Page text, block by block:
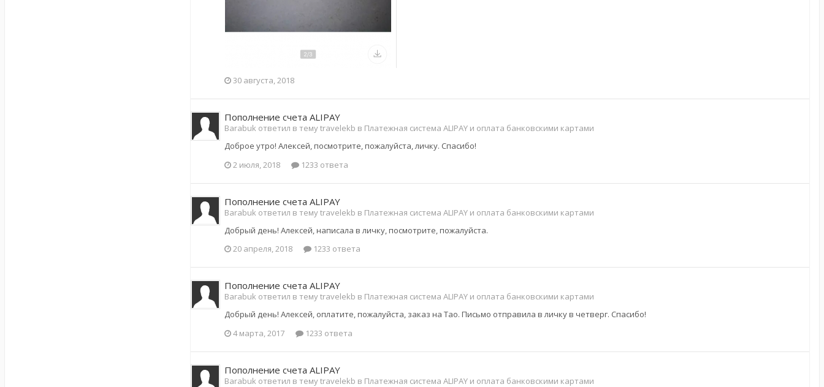
30 августа, 2018
Пополнение счета ALIPAY
Barabuk ответил в тему travelekb в Платежная система ALIPAY и оплата банковскими картами
Доброе утро! Алексей, посмотрите, пожалуйста, личку. Спасибо!
2 июля, 2018
1233 ответа
Пополнение счета ALIPAY
Barabuk ответил в тему travelekb в Платежная система ALIPAY и оплата банковскими картами
Добрый день! Алексей, написала в личку, посмотрите, пожалуйста.
20 апреля, 2018
1233 ответа
Пополнение счета ALIPAY
Barabuk ответил в тему travelekb в Платежная система ALIPAY и оплата банковскими картами
Добрый день! Алексей, оплатите, пожалуйста, заказ на Тао. Письмо отправила в личку в четверг. Спасибо!
4 марта, 2017
1233 ответа
Пополнение счета ALIPAY
Barabuk ответил в тему travelekb в Платежная система ALIPAY и оплата банковскими картами